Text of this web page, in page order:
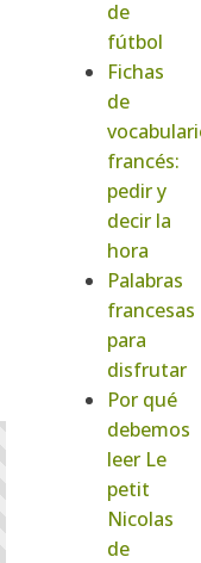
de
fútbol
Fichas
de
francés:
pedir y
decir la
hora
Palabras
francesas
para
disfrutar
Por qué
debemos
leer Le
petit
Nicolas
de